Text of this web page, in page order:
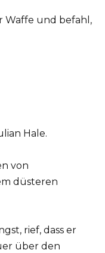
Waffe und befahl,
Hale.
von
düsteren
rief, dass er
über den